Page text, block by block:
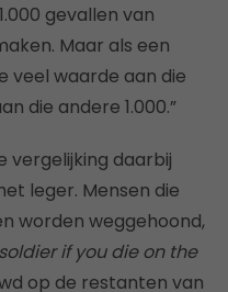
gevallen van
Maar als een
veel waarde aan die
die andere 1.000.”
vergelijking daarbij
leger. Mensen die
worden weggehoond,
if you die on the
op de restanten van